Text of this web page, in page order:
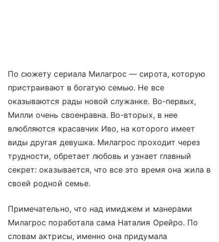
По сюжету сериала Милагрос — сирота, которую
пристраивают в богатую семью. Не все
оказываются рады новой служанке. Во-первых,
Милли очень своенравна. Во-вторых, в нее
влюбляются красавчик Иво, на которого имеет
виды другая девушка. Милагрос проходит через
трудности, обретает любовь и узнает главный
секрет: оказывается, что все это время она жила в
своей родной семье.
Примечательно, что над имиджем и манерами
Милагрос поработала сама Наталия Орейро. По
словам актрисы, именно она придумала